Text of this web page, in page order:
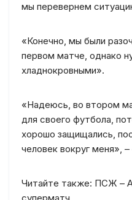
мы перевернем
«Конечно, мы были
первом матче, однако
хладнокровными».
«Надеюсь, во втором
для своего футбола,
хорошо защищались,
человек вокруг меня», –
Читайте также: ПСЖ –